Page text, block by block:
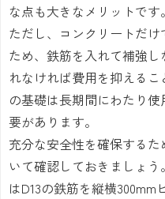
な点も大きなメリットです。
ただし、コンクリートだ
ため、鉄筋を入れて補強
れなければ費用を抑える
の基礎は長期間にわたり
要があります。
充分な安全性を確保する
いて確認しておきましょ
はD13の鉄筋を縦横